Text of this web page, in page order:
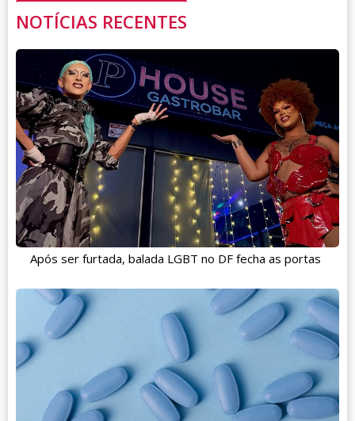
NOTÍCIAS RECENTES
Após ser furtada, balada LGBT no DF fecha as portas